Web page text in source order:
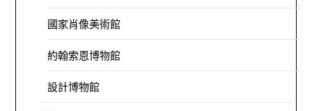
國家肖像美術館
約翰索恩博物館
設計博物館